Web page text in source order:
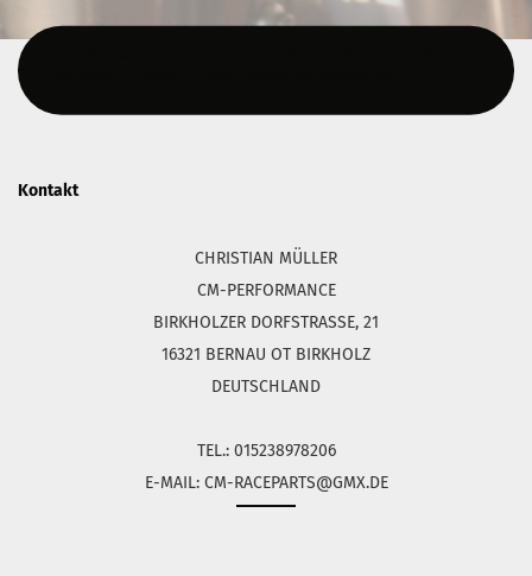
Kontakt
CHRISTIAN MÜLLER
CM-PERFORMANCE
BIRKHOLZER DORFSTRASSE, 21
16321 BERNAU OT BIRKHOLZ
DEUTSCHLAND
TEL.: 015238978206
E-MAIL: CM-RACEPARTS@GMX.DE